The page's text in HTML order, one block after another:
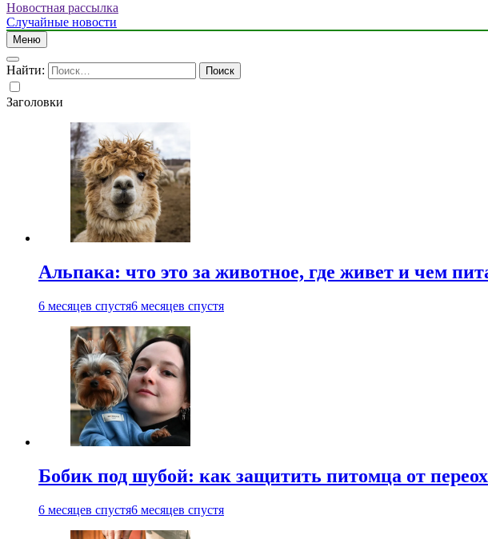
Новостная рассылка
Случайные новости
Меню
Найти:
Заголовки
Альпака: что это за животное, где живет и чем
6 месяцев спустя6 месяцев спустя
Бобик под шубой: как защитить питомца от
6 месяцев спустя6 месяцев спустя